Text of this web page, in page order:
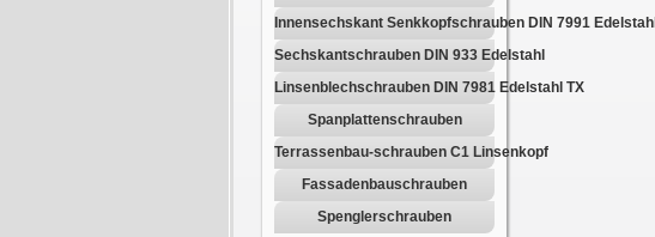
Innensechskant Senkkopfschrauben DIN 7991 Edelstahl
Sechskantschrauben DIN 933 Edelstahl
Linsenblechschrauben DIN 7981 Edelstahl TX
Spanplattenschrauben
Terrassenbau-schrauben C1 Linsenkopf
Fassadenbauschrauben
Spenglerschrauben